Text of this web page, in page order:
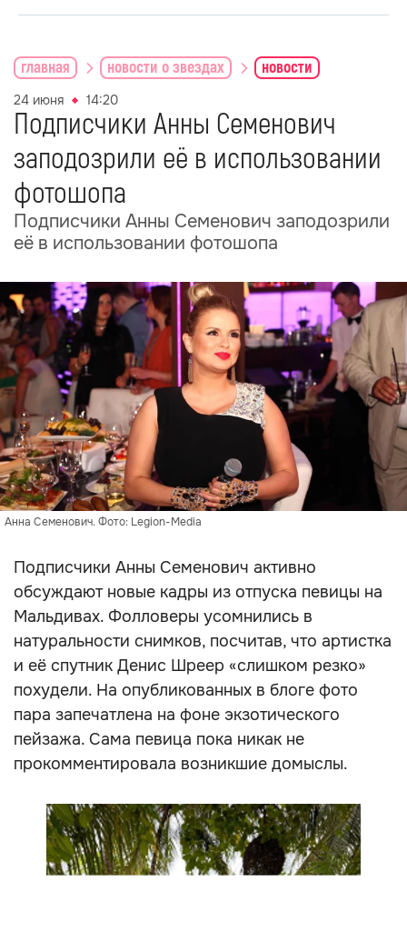
главная новости о звездах новости
24 июня 14:20
Подписчики Анны Семенович
заподозрили её в использовании
фотошопа
Подписчики Анны Семенович заподозрили
её в использовании фотошопа
Анна Семенович. Фото: Legion-Media
Подписчики Анны Семенович активно
обсуждают новые кадры из отпуска певицы на
Мальдивах. Фолловеры усомнились в
натуральности снимков, посчитав, что артистка
и её спутник Денис Шреер «слишком резко»
похудели. На опубликованных в блоге фото
пара запечатлена на фоне экзотического
пейзажа. Сама певица пока никак не
прокомментировала возникшие домыслы.